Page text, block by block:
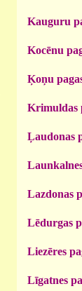
Kauguru
Kocēnu
Ķoņu
Krimuldas
Ļaudonas
Lazdonas
Lēdurgas
Liezēres
Līgatnes